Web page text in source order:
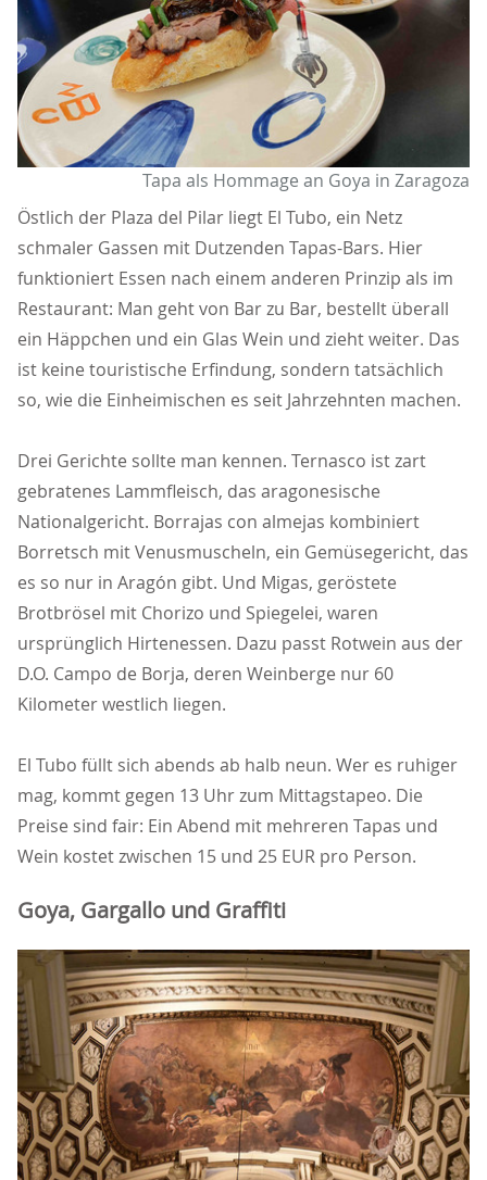
Tapa als Hommage an Goya in Zaragoza
Östlich der Plaza del Pilar liegt El Tubo, ein Netz
schmaler Gassen mit Dutzenden Tapas-Bars. Hier
funktioniert Essen nach einem anderen Prinzip als im
Restaurant: Man geht von Bar zu Bar, bestellt überall
ein Häppchen und ein Glas Wein und zieht weiter. Das
ist keine touristische Erfindung, sondern tatsächlich
so, wie die Einheimischen es seit Jahrzehnten machen.
Drei Gerichte sollte man kennen. Ternasco ist zart
gebratenes Lammfleisch, das aragonesische
Nationalgericht. Borrajas con almejas kombiniert
Borretsch mit Venusmuscheln, ein Gemüsegericht, das
es so nur in Aragón gibt. Und Migas, geröstete
Brotbrösel mit Chorizo und Spiegelei, waren
ursprünglich Hirtenessen. Dazu passt Rotwein aus der
D.O. Campo de Borja, deren Weinberge nur 60
Kilometer westlich liegen.
El Tubo füllt sich abends ab halb neun. Wer es ruhiger
mag, kommt gegen 13 Uhr zum Mittagstapeo. Die
Preise sind fair: Ein Abend mit mehreren Tapas und
Wein kostet zwischen 15 und 25 EUR pro Person.
Goya, Gargallo und Graffiti